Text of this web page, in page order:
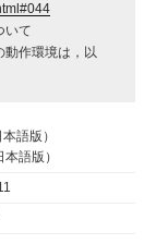
いて
動作環境は，以
語版）
語版）